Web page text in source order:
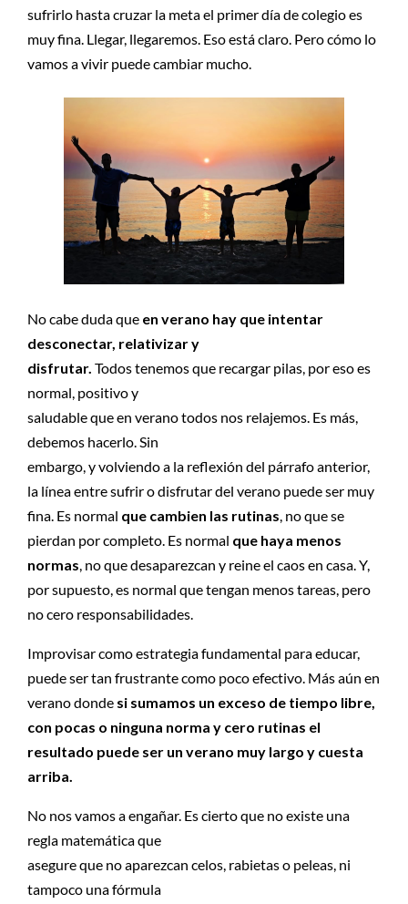
sufrirlo hasta cruzar la meta el primer día de colegio es
muy fina. Llegar, llegaremos. Eso está claro. Pero cómo lo
vamos a vivir puede cambiar mucho.
No cabe duda que en verano hay que intentar
desconectar, relativizar y
disfrutar. Todos tenemos que recargar pilas, por eso es
normal, positivo y
saludable que en verano todos nos relajemos. Es más,
debemos hacerlo. Sin
embargo, y volviendo a la reflexión del párrafo anterior,
la línea entre sufrir o disfrutar del verano puede ser muy
fina. Es normal que cambien las rutinas, no que se
pierdan por completo. Es normal que haya menos
normas, no que desaparezcan y reine el caos en casa. Y,
por supuesto, es normal que tengan menos tareas, pero
no cero responsabilidades.
Improvisar como estrategia fundamental para educar,
puede ser tan frustrante como poco efectivo. Más aún en
verano donde si sumamos un exceso de tiempo libre,
con pocas o ninguna norma y cero rutinas el
resultado puede ser un verano muy largo y cuesta
arriba.
No nos vamos a engañar. Es cierto que no existe una
regla matemática que
asegure que no aparezcan celos, rabietas o peleas, ni
tampoco una fórmula